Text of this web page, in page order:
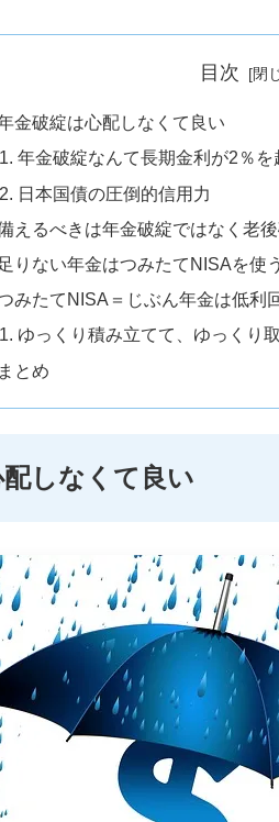
目次
金破綻は心配しなくて良い
年金破綻なんて長期金利が2％
日本国債の圧倒的信用力
えるべきは年金破綻ではなく老
足りない年金はつみたてNISAを使
みたてNISA＝じぶん年金は低利
ゆっくり積み立てて、ゆっくり
まとめ
しなくて良い